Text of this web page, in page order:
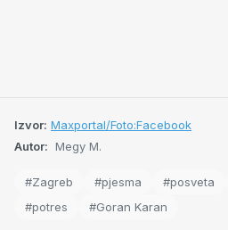
Izvor: Maxportal/Foto:Facebook
Autor: Megy M.
#Zagreb #pjesma #posveta
#potres
#Goran Karan